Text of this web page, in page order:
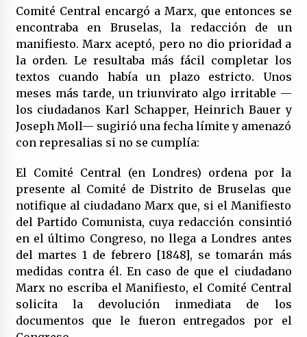
Comité Central encargó a Marx, que entonces se
encontraba en Bruselas, la redacción de un
manifiesto. Marx aceptó, pero no dio prioridad a
la orden. Le resultaba más fácil completar los
textos cuando había un plazo estricto. Unos
meses más tarde, un triunvirato algo irritable —
los ciudadanos Karl Schapper, Heinrich Bauer y
Joseph Moll— sugirió una fecha límite y amenazó
con represalias si no se cumplía:
El Comité Central (en Londres) ordena por la
presente al Comité de Distrito de Bruselas que
notifique al ciudadano Marx que, si el Manifiesto
del Partido Comunista, cuya redacción consintió
en el último Congreso, no llega a Londres antes
del martes 1 de febrero [1848], se tomarán más
medidas contra él. En caso de que el ciudadano
Marx no escriba el Manifiesto, el Comité Central
solicita la devolución inmediata de los
documentos que le fueron entregados por el